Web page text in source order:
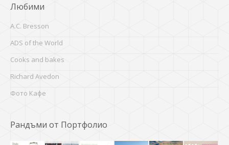
Любими
A.C. Bresson
ADS of the World
Cooks and bakes
Richard Avedon
Фото Кафе
Рандъми от Портфолио